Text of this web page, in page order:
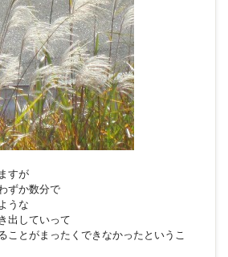
すが
ずか数分で
うな
出していって
ことがまったくできなかったというこ